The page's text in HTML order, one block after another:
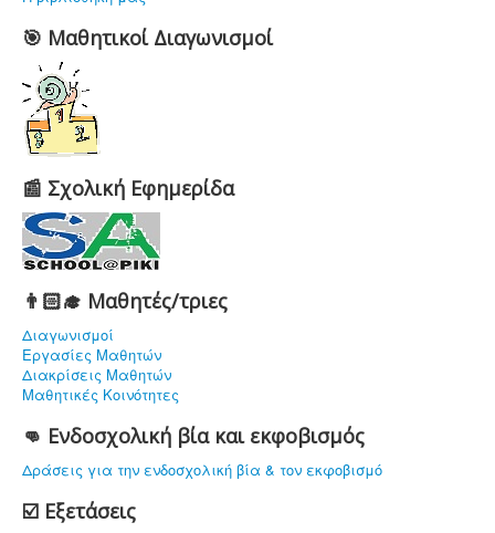
🎯 Μαθητικοί Διαγωνισμοί
📰 Σχολική Εφημερίδα
👨🏻‍🎓 Μαθητές/τριες
Διαγωνισμοί
Εργασίες Μαθητών
Διακρίσεις Μαθητών
Μαθητικές Κοινότητες
👊 Ενδοσχολική βία και εκφοβισμός
Δράσεις για την ενδοσχολική βία & τον εκφοβισμό
☑️ Εξετάσεις